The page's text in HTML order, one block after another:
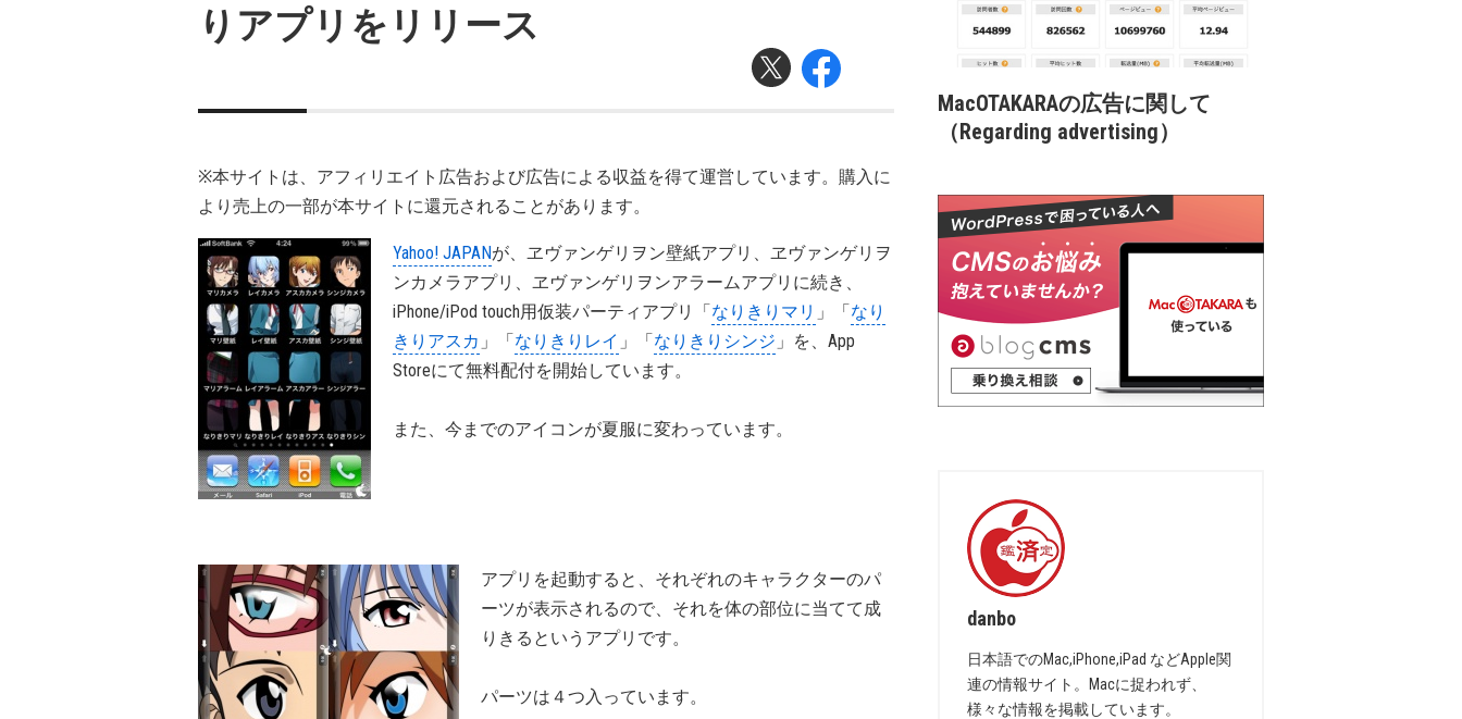
りアプリをリリース
※本サイトは、アフィリエイト広告および広告による収益を得て運営しています。購入に
より売上の一部が本サイトに還元されることがあります。
Yahoo! JAPANが、ヱヴァンゲリヲン壁紙アプリ、ヱヴァンゲリヲ
ンカメラアプリ、ヱヴァンゲリヲンアラームアプリに続き、
iPhone/iPod touch用仮装パーティアプリ「なりきりマリ 」「なり
きりアスカ 」「なりきりレイ 」「なりきりシンジ 」を、App
Storeにて無料配付を開始しています。
また、今までのアイコンが夏服に変わっています。
アプリを起動すると、それぞれのキャラクターのパ
ーツが表示されるので、それを体の部位に当てて成
りきるというアプリです。
パーツは４つ入っています。
MacOTAKARAの広告に関して
（Regarding advertising）
danbo
日本語でのMac,iPhone,iPad などApple関
連の情報サイト。Macに捉われず、
様々な情報を掲載しています。